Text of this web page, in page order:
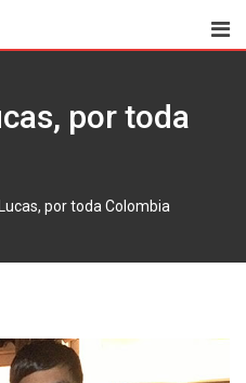
por toda